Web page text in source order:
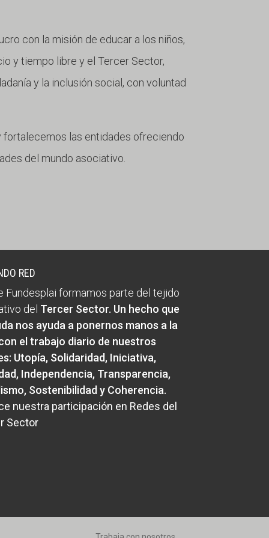
con la misión de educar a los niños,
y tiempo libre y el Tercer Sector,
y la inclusión social, con voluntad
las entidades ofreciendo
del mundo asociativo.
RED
Fundesplai formamos parte del tejido
del Tercer Sector. Un hecho que
nos ayuda a ponernos manos a la
el trabajo diario de nuestros
Utopía, Solidaridad, Iniciativa,
Independencia, Transparencia,
Sostenibilidad y Coherencia.
nuestra participación en Redes del
Sector